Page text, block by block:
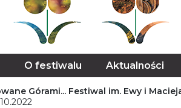
O festiwalu Aktualności
Górami... Festiwal im. Ewy i